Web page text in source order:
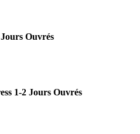
Ouvrés
1-2 Jours Ouvrés